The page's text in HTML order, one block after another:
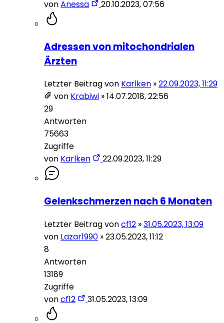
vonAnessa 20.10.2023, 07:56
Adressen von mitochondrialen
Ärzten
Letzter Beitrag von Karlken »22.09.2023, 11:29
von Krabiwi »14.07.2018, 22:56
29
Antworten
75663
Zugriffe
von Karlken 22.09.2023, 11:29
Gelenkschmerzen nach 6 Monaten
Letzter Beitrag voncf12 »31.05.2023, 13:09
von Lazar1990 »23.05.2023, 11:12
8
Antworten
13189
Zugriffe
voncf12 31.05.2023, 13:09